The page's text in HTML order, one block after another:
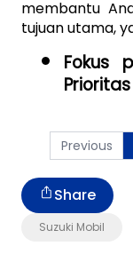
membantu
tujuan utama,
Fokus
Previous
Suzuki Mobil
Share